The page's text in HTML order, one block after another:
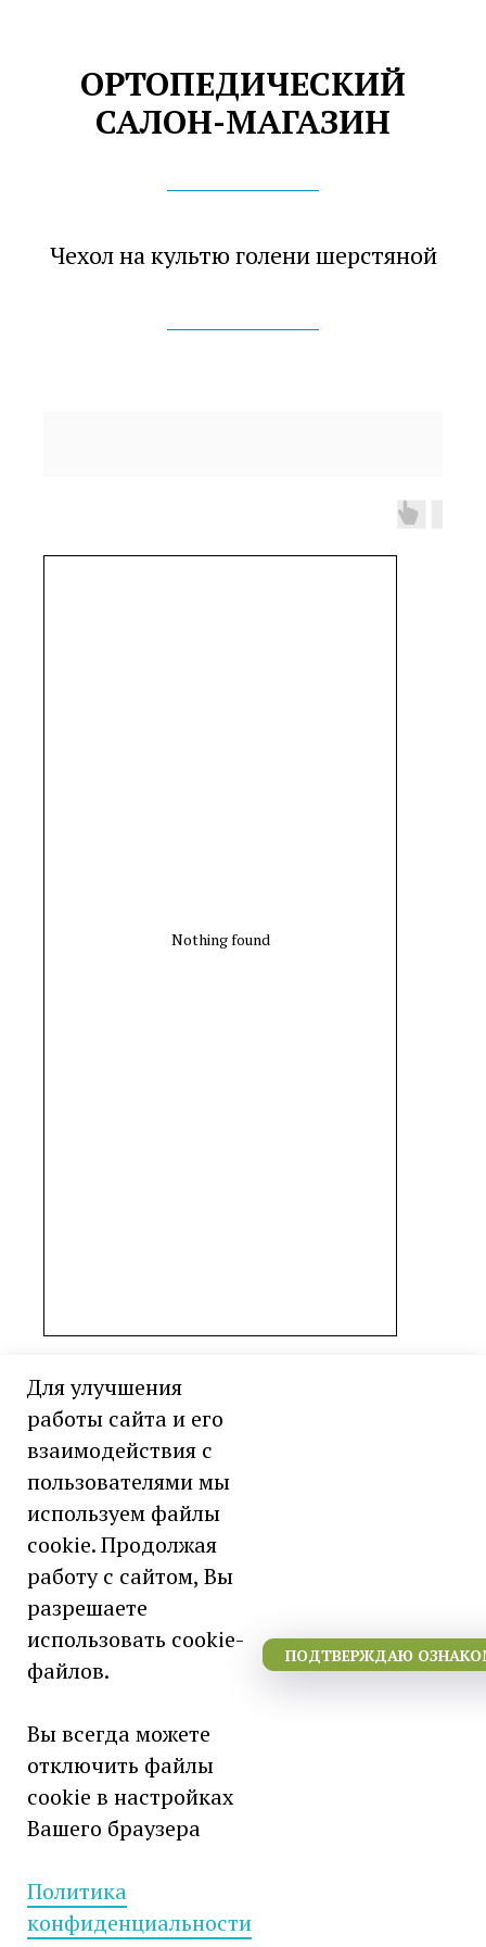
ОРТОПЕДИЧЕСКИЙ
САЛОН-МАГАЗИН
Чехол на культю голени шерстяной
Nothing found
Филиал "Екатеринбургский" АО
620027 г. Екатеринбург, Луначарского,
ИНН / КПП - 7743384198 / 667843001
ОКПО - 55284734
Дата регистрации - 23.06.2022г.
Банк - УРАЛЬСКИЙ БАНК ПАО
К/счёт -
БИК -046577674
Для улучшения
работы сайта и его
взаимодействия с
пользователями мы
используем файлы
cookie. Продолжая
работу с сайтом, Вы
разрешаете
использовать cookie-
файлов.
Вы всегда можете
отключить файлы
cookie в настройках
Вашего браузера
Политика
конфиденциальности
ПОДТВЕРЖДАЮ